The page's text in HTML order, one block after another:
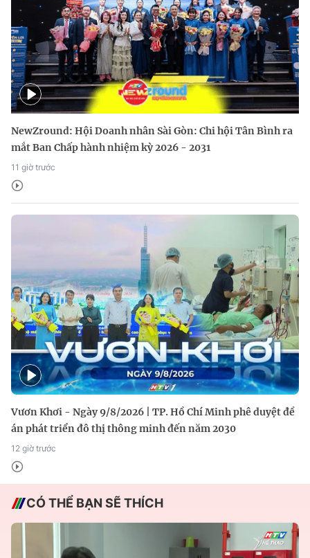
NewZround: Hội Doanh nhân Sài Gòn: Chi hội Tân Bình ra
mắt Ban Chấp hành nhiệm kỳ 2026 - 2031
11 giờ trước
Vươn Khơi - Ngày 9/8/2026 | TP. Hồ Chí Minh phê duyệt đề
án phát triển đô thị thông minh đến năm 2030
12 giờ trước
CÓ THỂ BẠN SẼ THÍCH